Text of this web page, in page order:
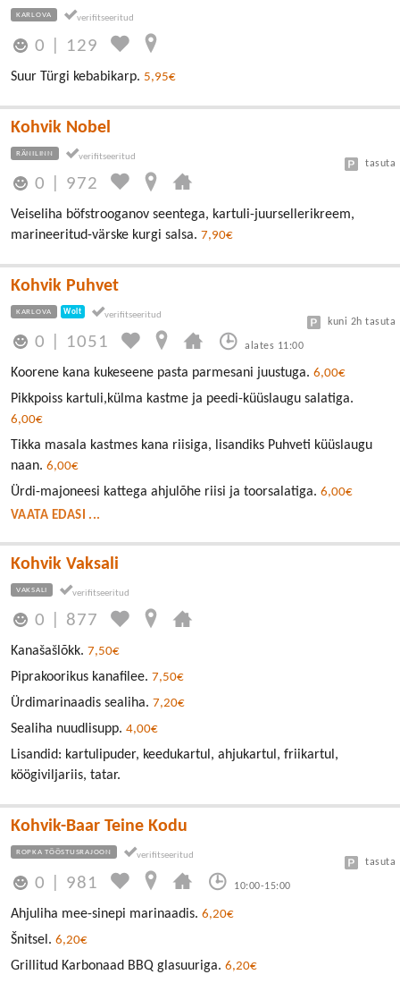
KARLOVA
0 129
Suur Türgi kebabikarp. 5,95€
Kohvik Nobel
RÄNILINN
0 972
tasuta
Veiseliha böfstrooganov seentega, kartuli-juursellerikreem,
marineeritud-värske kurgi salsa. 7,90€
Kohvik Puhvet
KARLOVA Wolt
0 1051 alates 11:00
kuni 2h tasuta
Koorene kana kukeseene pasta parmesani juustuga. 6,00€
Pikkpoiss kartuli,külma kastme ja peedi-küüslaugu salatiga.
6,00€
Tikka masala kastmes kana riisiga, lisandiks Puhveti küüslaugu
naan. 6,00€
Ürdi-majoneesi kattega ahjulõhe riisi ja toorsalatiga. 6,00€
VAATA EDASI ...
Kohvik Vaksali
VAKSALI
0 877
Kanašašlõkk. 7,50€
Piprakoorikus kanafilee. 7,50€
Ürdimarinaadis sealiha. 7,20€
Sealiha nuudlisupp. 4,00€
Lisandid: kartulipuder, keedukartul, ahjukartul, friikartul,
köögiviljariis, tatar.
Kohvik-Baar Teine Kodu
ROPKA TÖÖSTUSRAJOON
0 981 10:00-15:00
tasuta
Ahjuliha mee-sinepi marinaadis. 6,20€
Šnitsel. 6,20€
Grillitud Karbonaad BBQ glasuuriga. 6,20€